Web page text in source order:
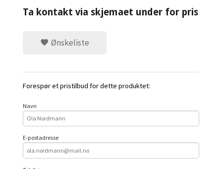
Ta kontakt via skjemaet under for pris
Ønskeliste
Forespør et pristilbud for dette produktet:
Navn
E-postadresse